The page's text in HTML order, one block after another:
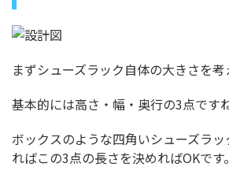
まずシューズラック自体の大きさを考
基本的には高さ・幅・奥行の3点ですね
ボックスのような四角いシューズラ
ればこの3点の長さを決めればOKです。